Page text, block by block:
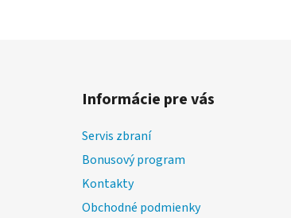
Informácie pre vás
Servis zbraní
Bonusový program
Kontakty
Obchodné podmienky